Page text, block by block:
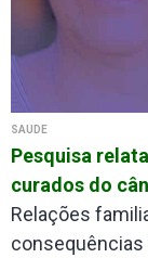
SAÚDE
Pesquisa
curados do
Relações